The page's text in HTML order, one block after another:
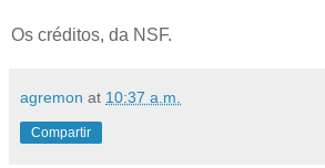
Os créditos, da NSF.
agremon at 10:37 a.m.
Compartir